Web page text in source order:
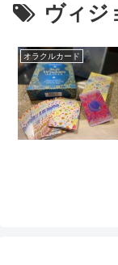
ヴィジ
オラクルカード